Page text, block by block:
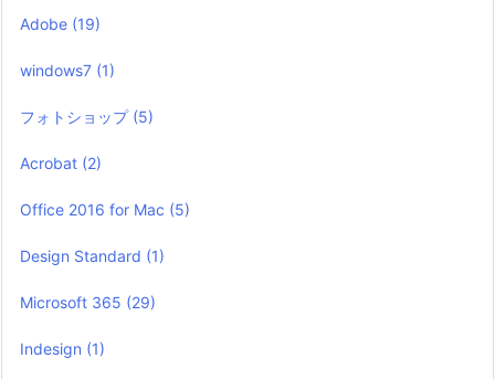
Adobe (19)
windows7 (1)
フォトショップ (5)
Acrobat (2)
Office 2016 for Mac (5)
Design Standard (1)
Microsoft 365 (29)
Indesign (1)